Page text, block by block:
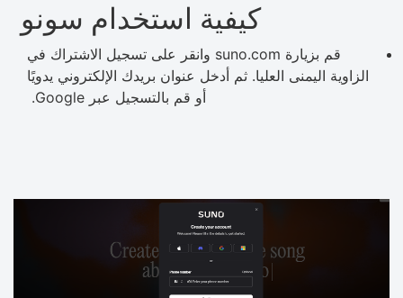
كيفية استخدام سونو
قم بزيارة suno.com وانقر على تسجيل الاشتراك في
الزاوية اليمنى العليا. ثم أدخل عنوان بريدك الإلكتروني يدويًا
أو قم بالتسجيل عبر Google.